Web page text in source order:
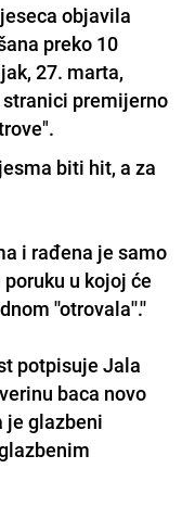
objavila
preko 10
27. marta,
stranici premijerno
biti hit, a za
i rađena je samo
u kojoj će
''otrovala''.''
potpisuje Jala
baca novo
je glazbeni